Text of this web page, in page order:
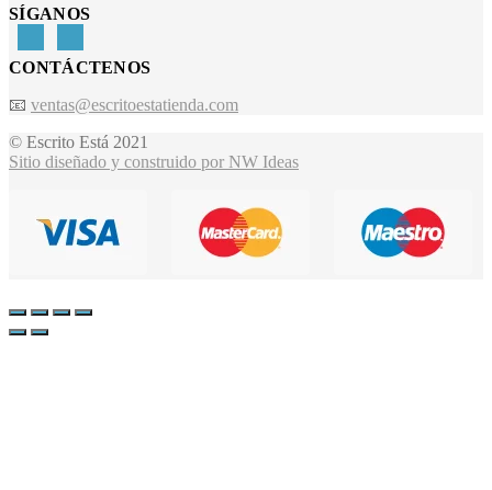
SÍGANOS
CONTÁCTENOS
📧 ventas@escritoestatienda.com
© Escrito Está 2021
Sitio diseñado y construido por NW Ideas